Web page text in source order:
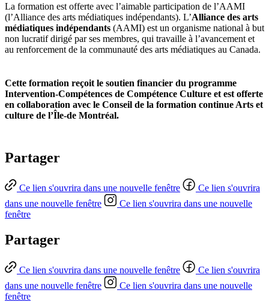
La formation est offerte avec l’aimable participation de l’AAMI
(l’Alliance des arts médiatiques indépendants). L’Alliance des arts
médiatiques indépendants (AAMI) est un organisme national à but
non lucratif dirigé par ses membres, qui travaille à l’avancement et
au renforcement de la communauté des arts médiatiques au Canada.
Cette formation reçoit le soutien financier du programme
Intervention-Compétences de Compétence Culture et est offerte
en collaboration avec le Conseil de la formation continue Arts et
culture de l’Île-de Montréal.
Partager
Ce lien s'ouvrira dans une nouvelle fenêtre
Ce lien s'ouvrira
dans une nouvelle fenêtre
Ce lien s'ouvrira dans une nouvelle
fenêtre
Partager
Ce lien s'ouvrira dans une nouvelle fenêtre
Ce lien s'ouvrira
dans une nouvelle fenêtre
Ce lien s'ouvrira dans une nouvelle
fenêtre